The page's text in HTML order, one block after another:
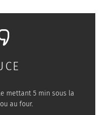
mettant 5 min sous la
au four.